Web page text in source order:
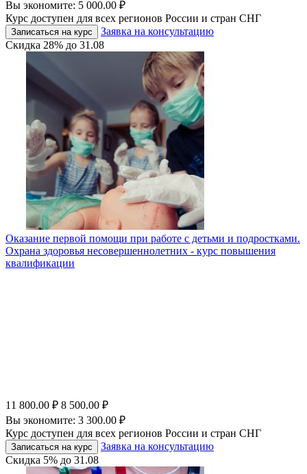
Вы экономите: 5 000.00 ₽
Курс доступен для всех регионов России и стран СНГ
Записаться на курс
Заявка на консультацию
Скидка 28% до 31.08
Оказание первой помощи при работе с детьми и подростками.
Охрана здоровья несовершеннолетних - курс повышения
квалификации
11 800.00 ₽ 8 500.00 ₽
Вы экономите: 3 300.00 ₽
Курс доступен для всех регионов России и стран СНГ
Записаться на курс
Заявка на консультацию
Скидка 5% до 31.08